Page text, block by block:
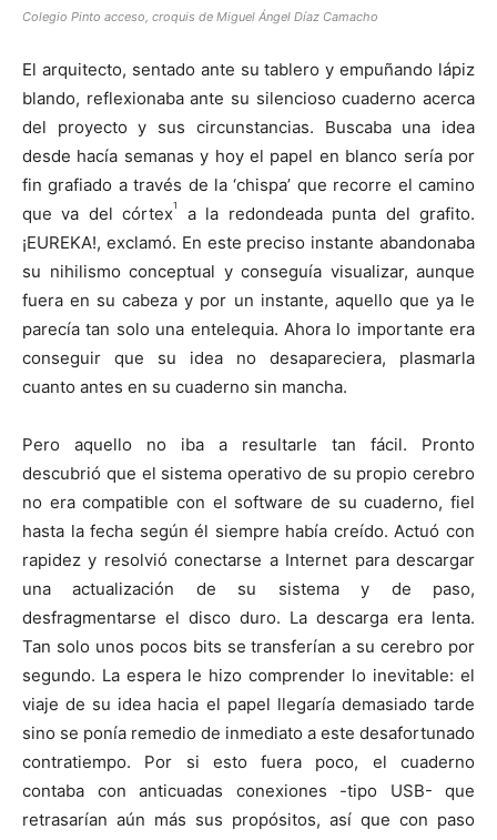
Colegio Pinto acceso, croquis de Miguel Ángel Díaz Camacho
El arquitecto, sentado ante su tablero y empuñando lápiz
blando, reflexionaba ante su silencioso cuaderno acerca
del proyecto y sus circunstancias. Buscaba una idea
desde hacía semanas y hoy el papel en blanco sería por
fin grafiado a través de la ‘chispa’ que recorre el camino
que va del córtex1
a la redondeada punta del grafito.
¡EUREKA!, exclamó. En este preciso instante abandonaba
su nihilismo conceptual y conseguía visualizar, aunque
fuera en su cabeza y por un instante, aquello que ya le
parecía tan solo una entelequia. Ahora lo importante era
conseguir que su idea no desapareciera, plasmarla
cuanto antes en su cuaderno sin mancha.
Pero aquello no iba a resultarle tan fácil. Pronto
descubrió que el sistema operativo de su propio cerebro
no era compatible con el software de su cuaderno, fiel
hasta la fecha según él siempre había creído. Actuó con
rapidez y resolvió conectarse a Internet para descargar
una actualización de su sistema y de paso,
desfragmentarse el disco duro. La descarga era lenta.
Tan solo unos pocos bits se transferían a su cerebro por
segundo. La espera le hizo comprender lo inevitable: el
viaje de su idea hacia el papel llegaría demasiado tarde
sino se ponía remedio de inmediato a este desafortunado
contratiempo. Por si esto fuera poco, el cuaderno
contaba con anticuadas conexiones -tipo USB- que
retrasarían aún más sus propósitos, así que con paso